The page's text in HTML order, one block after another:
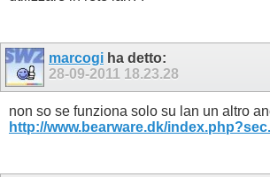
marcogi ha detto:
28-09-2011 18.23.28
non so se funziona solo su lan un altro
http://www.bearware.dk/